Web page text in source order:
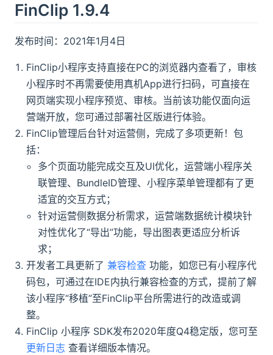
FinClip 1.9.4
发布时间：2021年1月4日
FinClip小程序支持直接在PC的浏览器内查看了，审核
小程序时不再需要使用真机App进行扫码，可直接在
网页端实现小程序预览、审核。当前该功能仅面向运
营端开放，您可通过部署社区版进行体验。
FinClip管理后台针对运营侧，完成了多项更新！包
括：
多个页面功能完成交互及UI优化，运营端小程序关
联管理、BundleID管理、小程序菜单管理都有了更
适宜的交互方式；
针对运营侧数据分析需求，运营端数据统计模块针
对性优化了“导出”功能，导出图表更适应分析诉
求；
开发者工具更新了 兼容检查 功能，如您已有小程序代
码包，可通过在IDE内执行兼容检查的方式，提前了解
该小程序“移植”至FinClip平台所需进行的改造或调
整。
FinClip 小程序 SDK发布2020年度Q4稳定版，您可至
更新日志 查看详细版本情况。